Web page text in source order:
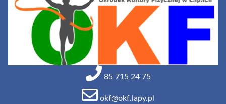
85 715 24 75
okf@okf.lapy.pl